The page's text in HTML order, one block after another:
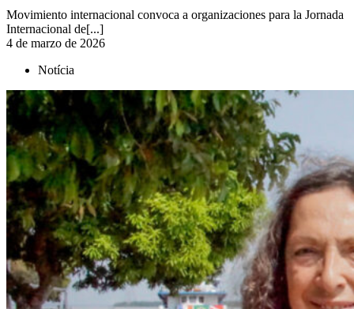
Movimiento internacional convoca a organizaciones para la Jornada
Internacional de[...]
4 de marzo de 2026
Notícia